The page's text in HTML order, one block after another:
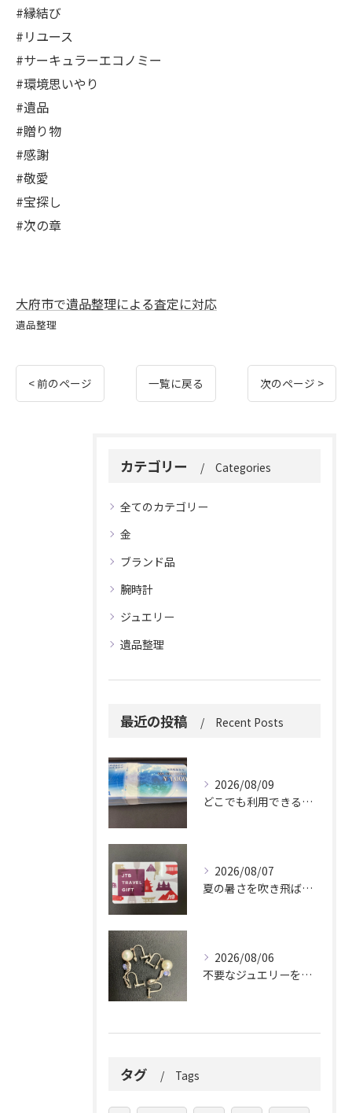
#縁結び
#リユース
#サーキュラーエコノミー
#環境思いやり
#遺品
#贈り物
#感謝
#敬愛
#宝探し
#次の章
大府市で遺品整理による査定に対応
遺品整理
< 前のページ 一覧に戻る 次のページ >
カテゴリー Categories
全てのカテゴリー
金
ブランド品
腕時計
ジュエリー
遺品整理
最近の投稿 Recent Posts
2026/08/09
どこでも利用できる便利さ。
2026/08/07
夏の暑さを吹き飛ばしに来てください。
2026/08/06
不要なジュエリーを眠らせていませんか？
タグ Tags